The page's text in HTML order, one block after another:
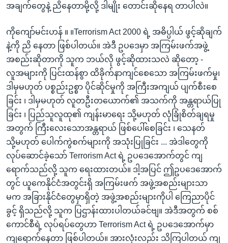
အချက်တွေနဲ့ ညိနေတာမို့လို့ ဒါမျိုး တောင်းဆိုနေရ တာပါလဲ။
ကိုကျော်မင်းဟန် ။ ။Terrorism Act 2000 ရဲ့ အဓိပ္ပါယ် ဖွင့်ဆိုချက်
နဲ့ကို ညိ နေတာ ဖြစ်ပါတယ်။ အဲဒီ ဥပဒေမှာ အကြမ်းဖက်အဖွဲ့
အစည်းဆိုတာကို သူက ဘယ်လို ဖွင့်ဆိုထားသလဲ ဆိုတော့ -
လူအများကို ပြင်းထန်စွာ ထိခိုက်နာကျင်စေသော အကြမ်းဖက်မှု၊
ဒါမှမဟုတ် ပစ္စည်းဥစ္စာ ပိုင်ဆိုင်မှုကို အကြီးအကျယ် ပျက်စီးစေ
ခြင်း ၊ ဒါမှမဟုတ် လူတဦးတယောက်၏ အသက်ကို အန္တရာယ်ပြု
ခြင်း ၊ ပြည်သူလူထု၏ ကျန်းမာရေး သို့မဟုတ် လုံခြုံစိတ်ချရမှု
အတွက် ကြီးလေးသောအန္တရာယ် ဖြစ်ပေါ်စေခြင်း ၊ သေနတ်
သို့မဟုတ် ပေါက်ကွဲစက်များကို အသုံးပြုခြင်း ... အဲဒါတွေကို
လုပ်ဆောင်ခဲ့သော် Terrorism Act ရဲ့ ဥပဒေအောက်တွင် ကျ
ရောက်သည်လို့ သူက ရေးထားတယ်။ ဒါ့အပြင် ဤဥပဒေအောက်
တွင် ယူကေနိုင်ငံအတွင်းရှိ အကြမ်းဖက် အဖွဲ့အစည်းများသာ
မက အခြားနိုင်ငံတွေမှာရှိတဲ့ အဖွဲ့အစည်းများကိုပါ ကြေညာပိုင်
ခွင့် ရှိသည်လို့ သူက ပြဌာန်းထားပါတယ်ခင်ဗျ။ အဲဒီအတွက် စစ်
ကောင်စီရဲ့ လုပ်ရပ်တွေဟာ Terrorism Act ရဲ့ ဥပဒေအောက်မှာ
ကျရောက်နေတာ ဖြစ်ပါတယ်။ အားလုံးလည်း သိကြပါတယ် ကျ